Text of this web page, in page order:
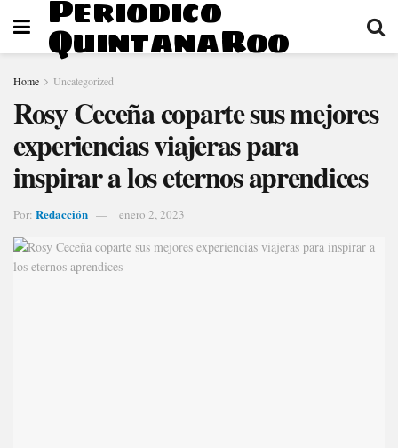
Periodico
QuintanaRoo
Home Uncategorized
Rosy Ceceña coparte sus mejores
experiencias viajeras para
inspirar a los eternos aprendices
Por: Redacción enero 2, 2023